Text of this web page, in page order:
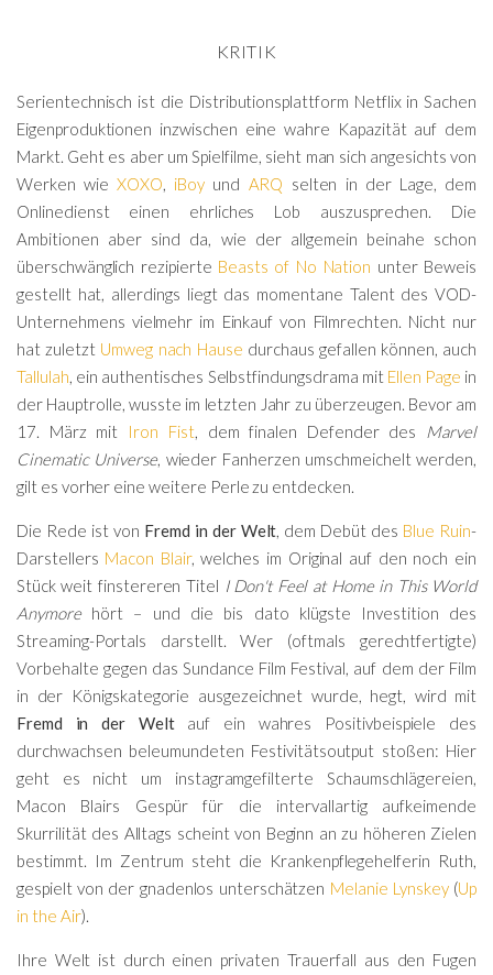
KRITIK
Serientechnisch ist die Distributionsplattform Netflix in Sachen
Eigenproduktionen inzwischen eine wahre Kapazität auf dem
Markt. Geht es aber um Spielfilme, sieht man sich angesichts von
Werken wieXOXO iBoy und ARQ selten in der Lage, dem
Onlinedienst einen ehrliches Lob auszusprechen. Die
Ambitionen aber sind da, wie der allgemein beinahe schon
überschwänglich rezipierte Beasts of No Nation unter Beweis
gestellt hat, allerdings liegt das momentane Talent des VOD-
Unternehmens vielmehr im Einkauf von Filmrechten. Nicht nur
hat zuletzt Umweg nach Hause durchaus gefallen können, auch
Tallulah , ein authentisches Selbstfindungsdrama mit Ellen Page in
der Hauptrolle, wusste im letzten Jahr zu überzeugen. Bevor am
17. März mit Iron Fist, dem finalen Defender des Marvel
Cinematic Universe, wieder Fanherzen umschmeichelt werden,
gilt es vorher eine weitere Perle zu entdecken.
Die Rede ist von Fremd in der Welt , dem Debüt des Blue Ruin-
Darstellers Macon Blair, welches im Original auf den noch ein
Stück weit finstereren Titel I Don't Feel at Home in This World
Anymorehört – und die bis dato klügste Investition des
Streaming-Portals darstellt. Wer (oftmals gerechtfertigte)
Vorbehalte gegen das Sundance Film Festival, auf dem der Film
in der Königskategorie ausgezeichnet wurde, hegt, wird mit
Fremd in der Weltauf ein wahres Positivbeispiele des
durchwachsen beleumundeten Festivitätsoutput stoßen: Hier
geht es nicht um instagramgefilterte Schaumschlägereien,
Macon Blairs Gespür für die intervallartig aufkeimende
Skurrilität des Alltags scheint von Beginn an zu höheren Zielen
bestimmt. Im Zentrum steht die Krankenpflegehelferin Ruth,
gespielt von der gnadenlos unterschätzen Melanie Lynskey(Up
in the Air).
Ihre Welt ist durch einen privaten Trauerfall aus den Fugen